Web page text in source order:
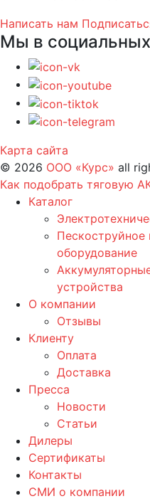
Написать нам
Мы в
Карта сайта
© 2026 ООО «Курс» all
Как подобрать тяговую
Каталог
оборудование
устройства
О компании
Отзывы
Клиенту
Оплата
Доставка
Пресса
Новости
Статьи
Дилеры
Сертификаты
Контакты
СМИ о компании